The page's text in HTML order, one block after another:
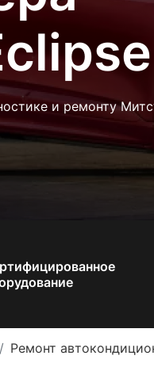
и ремонту
Ремонт